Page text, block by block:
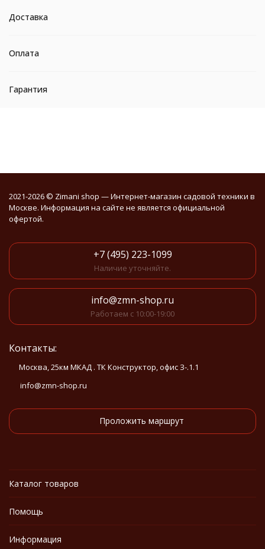
Доставка
Оплата
Гарантия
2021-2026 © Zimani shop — Интернет-магазин садовой техники в
Москве. Информация на сайте не является официальной
офертой.
+7 (495) 223-1099
Наличие уточняйте.
info@zmn-shop.ru
Работаем с 10:00-19:00
Контакты:
Москва, 25км МКАД . ТК Конструктор, офис З-.1.1
info@zmn-shop.ru
Проложить маршрут
Каталог товаров
Помощь
Информация